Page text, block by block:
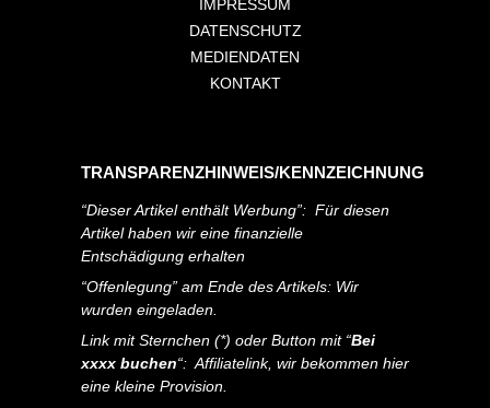
IMPRESSUM
DATENSCHUTZ
MEDIENDATEN
KONTAKT
TRANSPARENZHINWEIS/KENNZEICHNUNG
“Dieser Artikel enthält Werbung”: Für diesen
Artikel haben wir eine finanzielle
Entschädigung erhalten
“Offenlegung” am Ende des Artikels: Wir
wurden eingeladen.
Link mit Sternchen (*) oder Button mit “Bei
xxxx buchen“: Affiliatelink, wir bekommen hier
eine kleine Provision.